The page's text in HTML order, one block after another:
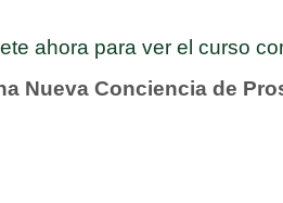
ahora para ver el curso
Nueva Conciencia de